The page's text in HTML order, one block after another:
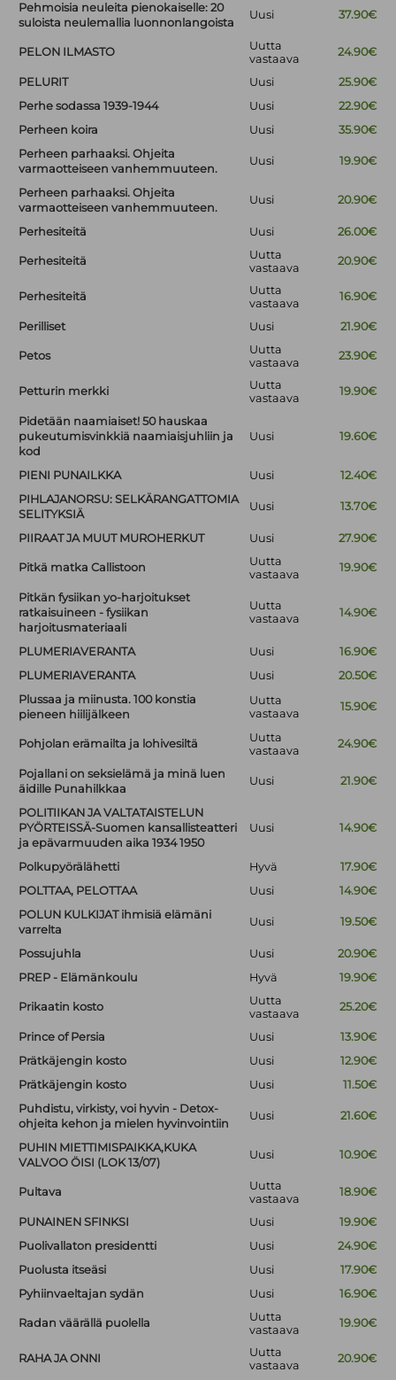
Pehmoisia neuleita pienokaiselle: 20
suloista neulemallia luonnonlangoista
Uusi 37.90€
PELON ILMASTO
Uutta
vastaava
24.90€
PELURIT Uusi
25.90€
Perhe sodassa 1939-1944
Uusi
22.90€
Perheen koira
Uusi
35.90€
Perheen parhaaksi. Ohjeita
varmaotteiseen vanhemmuuteen.
Uusi 19.90€
Perheen parhaaksi. Ohjeita
varmaotteiseen vanhemmuuteen.
Uusi 20.90€
Perhesiteitä Uusi 26.00€
Perhesiteitä
Uutta
vastaava
20.90€
Perhesiteitä
Uutta
vastaava
16.90€
Perilliset Uusi 21.90€
Petos
Uutta
vastaava
23.90€
Petturin merkki
Uutta
vastaava
19.90€
Pidetään naamiaiset! 50 hauskaa
pukeutumisvinkkiä naamiaisjuhliin ja
kod
Uusi 19.60€
PIENI PUNAILKKA Uusi
12.40€
PIHLAJANORSU: SELKÄRANGATTOMIA
SELITYKSIÄ
Uusi 13.70€
PIIRAAT JA MUUT MUROHERKUT Uusi 27.90€
Pitkä matka Callistoon
Uutta
vastaava
19.90€
Pitkän fysiikan yo-harjoitukset
ratkaisuineen - fysiikan
harjoitusmateriaali
Uutta
vastaava
14.90€
PLUMERIAVERANTA Uusi
16.90€
PLUMERIAVERANTA
Uusi
20.50€
Plussaa ja miinusta. 100 konstia
pieneen hiilijälkeen
Uutta
vastaava
15.90€
Pohjolan erämailta ja lohivesiltä
Uutta
vastaava
24.90€
Pojallani on seksielämä ja minä luen
äidille Punahilkkaa
Uusi 21.90€
POLITIIKAN JA VALTATAISTELUN
PYÖRTEISSÄ-Suomen kansallisteatteri
ja epävarmuuden aika 1934 1950
Uusi 14.90€
Polkupyörälähetti Hyvä
17.90€
POLTTAA, PELOTTAA
Uusi
14.90€
POLUN KULKIJAT ihmisiä elämäni
varrelta
Uusi 19.50€
Possujuhla Uusi
20.90€
PREP - Elämänkoulu
Hyvä 19.90€
Prikaatin kosto
Uutta
vastaava
25.20€
Prince of Persia Uusi
13.90€
Prätkäjengin kosto
Uusi
12.90€
Prätkäjengin kosto
Uusi
11.50€
Puhdistu, virkisty, voi hyvin - Detox-
ohjeita kehon ja mielen hyvinvointiin
Uusi 21.60€
PUHIN MIETTIMISPAIKKA,KUKA
VALVOO ÖISI (LOK 13/07)
Uusi 10.90€
Pultava
Uutta
vastaava
18.90€
PUNAINEN SFINKSI Uusi
19.90€
Puolivallaton presidentti
Uusi
24.90€
Puolusta itseäsi
Uusi
17.90€
Pyhiinvaeltajan sydän
Uusi 16.90€
Radan väärällä puolella
Uutta
vastaava
19.90€
RAHA JA ONNI
Uutta
vastaava
20.90€